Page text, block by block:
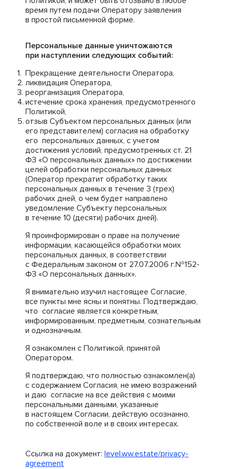
время путем подачи Оператору заявления
в простой письменной форме.
Персональные данные уничтожаются
при наступлении следующих событий:
Прекращение деятельности Оператора,
ликвидация Оператора,
реорганизация Оператора,
истечение срока хранения, предусмотренного
Политикой,
отзыв Субъектом персональных данных (или
его представителем) согласия на обработку
его персональных данных, с учетом
достижения условий, предусмотренных ст. 21
ФЗ «О персональных данных» по достижении
целей обработки персональных данных
(Оператор прекратит обработку таких
персональных данных в течение 3 (трех)
рабочих дней, о чем будет направлено
уведомление Субъекту персональных
в течение 10 (десяти) рабочих дней).
Я проинформирован о праве на получение
информации, касающейся обработки моих
персональных данных, в соответствии
с Федеральным законом от 27.07.2006 г.№152-
ФЗ «О персональных данных».
Я внимательно изучил настоящее Согласие,
все пункты мне ясны и понятны. Подтверждаю,
что согласие является конкретным,
информированным, предметным, сознательным
и однозначным.
Я ознакомлен с Политикой, принятой
Оператором.
Я подтверждаю, что полностью ознакомлен(а)
с содержанием Согласия, не имею возражений
и даю согласие на все действия с моими
персональными данными, указанные
в настоящем Согласии, действую осознанно,
по собственной воле и в своих интересах.
Ссылка на документ: level.ww.estate/privacy-
agreement